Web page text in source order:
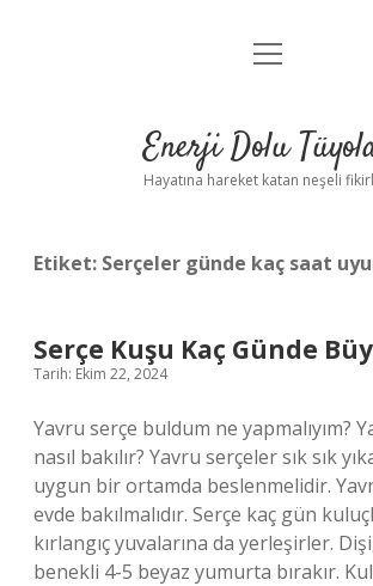
Anasayfa
Yasal Uyarı
menüyü
Enerji Dolu
Hayatına hareket katan neşeli
Etiket: Serçeler günde kaç saat
Serçe Kuşu Kaç Günde
Tarih: Ekim 22, 2024
Yavru serçe buldum ne yapmalıyım?
nasıl bakılır? Yavru serçeler sık ​​sık
uygun bir ortamda beslenmelidir.
evde bakılmalıdır. Serçe kaç gün
kırlangıç ​​yuvalarına da yerleşirler.
benekli 4-5 beyaz yumurta bırakır.